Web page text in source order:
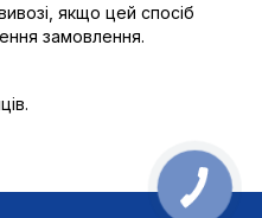
якщо цей спосіб
замовлення.